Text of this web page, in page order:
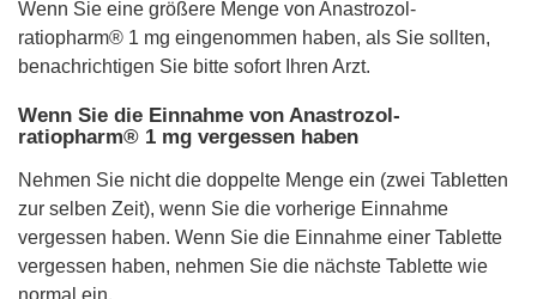
Wenn Sie eine größere Menge von Anastrozol-
ratiopharm® 1 mg eingenommen haben, als Sie sollten,
benachrichtigen Sie bitte sofort Ihren Arzt.
Wenn Sie die Einnahme von Anastrozol-
ratiopharm® 1 mg vergessen haben
Nehmen Sie nicht die doppelte Menge ein (zwei Tabletten
zur selben Zeit), wenn Sie die vorherige Einnahme
vergessen haben. Wenn Sie die Einnahme einer Tablette
vergessen haben, nehmen Sie die nächste Tablette wie
normal ein.